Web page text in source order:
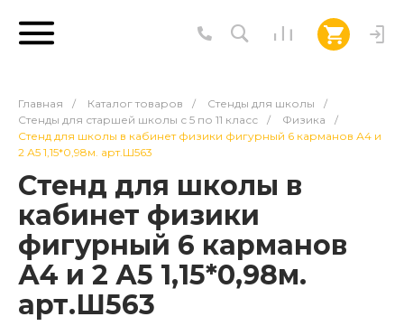
Главная / Каталог товаров / Стенды для школы
/
Стенды для старшей школы с 5 по 11 класс
/ Физика
/
Стенд для школы в кабинет физики фигурный 6 карманов А4 и
2 А5 1,15*0,98м. арт.Ш563
Стенд для школы в
кабинет физики
фигурный 6 карманов
А4 и 2 А5 1,15*0,98м.
арт.Ш563